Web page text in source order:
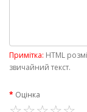
Примітка: HTML
звичайний текст.
Оцінка